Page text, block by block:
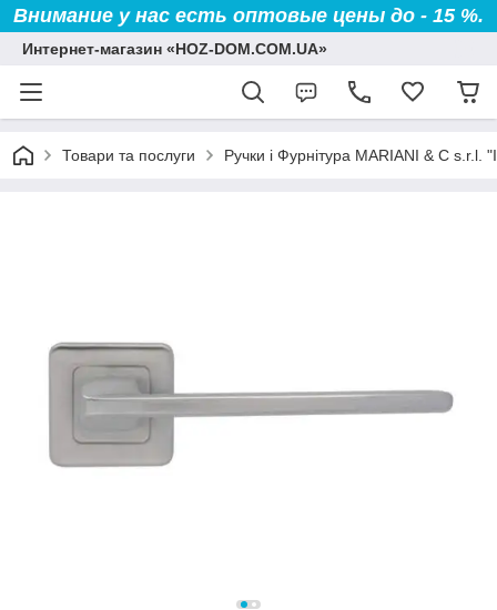
Внимание у нас есть оптовые цены до - 15 %.
Интернет-магазин «HOZ-DOM.COM.UA»
Товари та послуги Ручки і Фурнітура MARIANI & C s.r.l.